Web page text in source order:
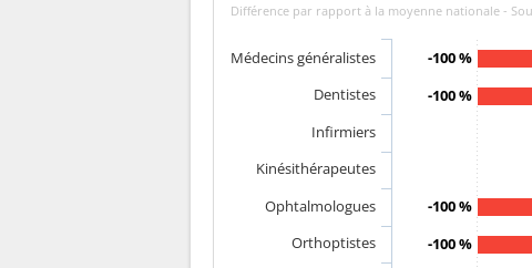
Différence par rapport à la moyenne nationale -
-100 %
-100 %
-100 %
-100 %
Médecins généralistes
Dentistes
Infirmiers
Kinésithérapeutes
Ophtalmologues
Orthoptistes